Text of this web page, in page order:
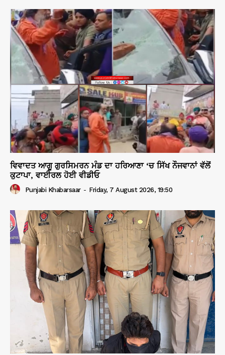
ਵਿਵਾਦਤ ਆਗੂ ਗੁਰਸਿਮਰਨ ਮੰਡ ਦਾ ਹਰਿਆਣਾ ‘ਚ ਸਿੱਖ ਨੌਜਵਾਨਾਂ ਵੱਲੋਂ
ਕੁਟਾਪਾ, ਵਾਈਰਲ ਹੋਈ ਵੀਡੀਓ
Punjabi Khabarsaar - Friday, 7 August 2026, 19:50